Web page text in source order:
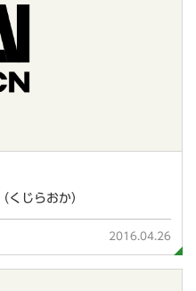
じらおか）
2016.04.26